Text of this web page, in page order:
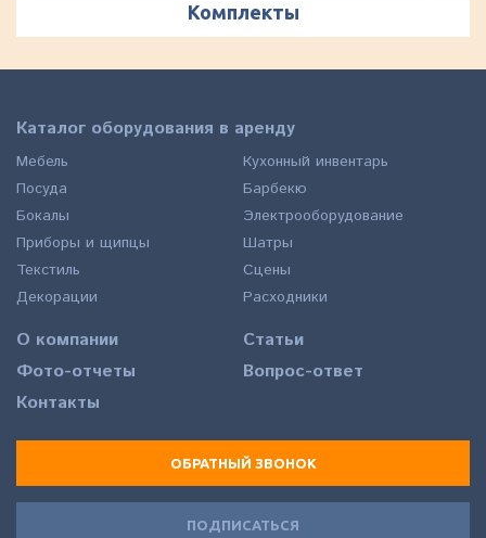
Комплекты
Каталог оборудования в аренду
Мебель
Посуда
Бокалы
Приборы и щипцы
Текстиль
Декорации
Кухонный инвентарь
Барбекю
Электрооборудование
Шатры
Сцены
Расходники
О компании
Статьи
Фото-отчеты
Вопрос-ответ
Контакты
ОБРАТНЫЙ ЗВОНОК
ПОДПИСАТЬСЯ